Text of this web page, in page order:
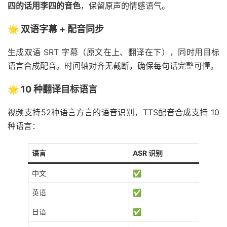
四的话用李四的音色，保留原声的情感语气。
🌟 双语字幕 + 配音同步
生成双语 SRT 字幕（原文在上、翻译在下），同时用目标
语言合成配音。时间轴对齐无截断，确保每句话完整可懂。
🌟 10 种翻译目标语言
视频支持52种语言方言的语音识别，TTS配音合成支持 10
种语言：
语言 ASR 识别
中文 ✅
英语 ✅
日语 ✅